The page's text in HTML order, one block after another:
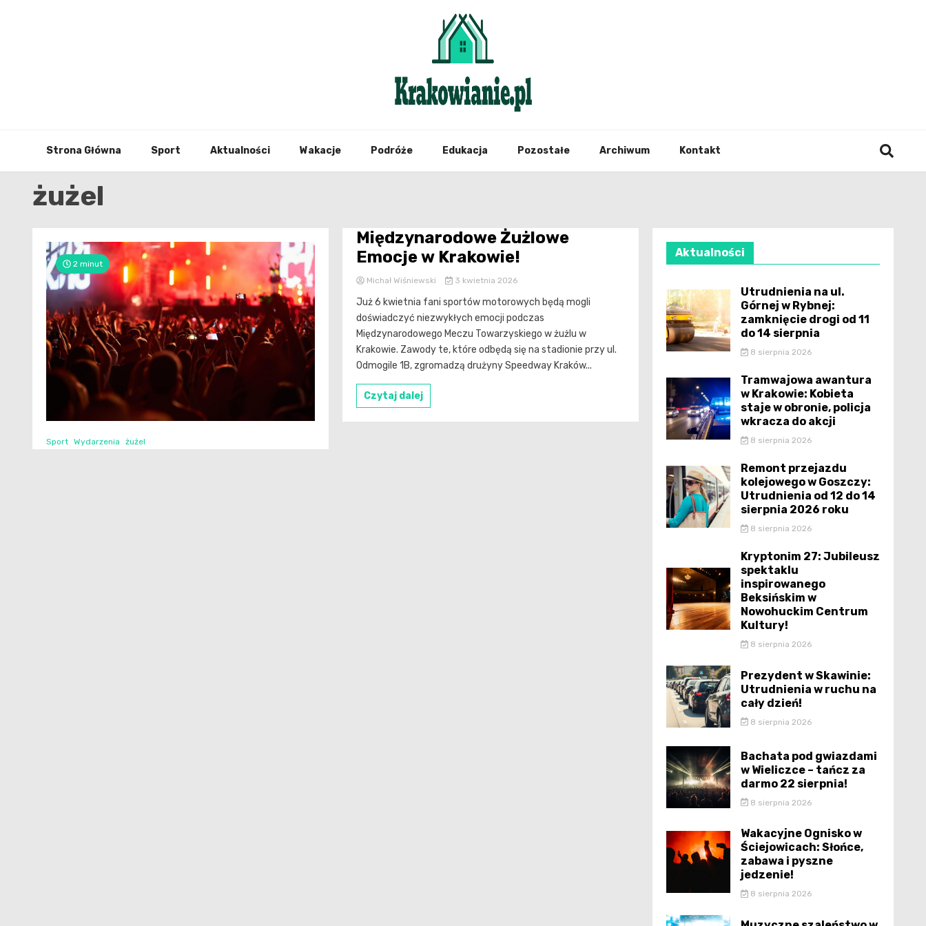
Strona Główna Sport Aktualności Wakacje Podróże Edukacja Pozostałe Archiwum Kontakt
żużel
2 minut
Sport Wydarzenia żużel
Międzynarodowe Żużlowe
Emocje w Krakowie!
Michał Wiśniewski 3 kwietnia 2026
Już 6 kwietnia fani sportów motorowych będą mogli
doświadczyć niezwykłych emocji podczas
Międzynarodowego Meczu Towarzyskiego w żużlu w
Krakowie. Zawody te, które odbędą się na stadionie przy ul.
Odmogile 1B, zgromadzą drużyny Speedway Kraków...
Czytaj dalej
Aktualności
Utrudnienia na ul.
Górnej w Rybnej:
zamknięcie drogi od 11
do 14 sierpnia
8 sierpnia 2026
Tramwajowa awantura
w Krakowie: Kobieta
staje w obronie, policja
wkracza do akcji
8 sierpnia 2026
Remont przejazdu
kolejowego w Goszczy:
Utrudnienia od 12 do 14
sierpnia 2026 roku
8 sierpnia 2026
Kryptonim 27: Jubileusz
spektaklu
inspirowanego
Beksińskim w
Nowohuckim Centrum
Kultury!
8 sierpnia 2026
Prezydent w Skawinie:
Utrudnienia w ruchu na
cały dzień!
8 sierpnia 2026
Bachata pod gwiazdami
w Wieliczce – tańcz za
darmo 22 sierpnia!
8 sierpnia 2026
Wakacyjne Ognisko w
Ściejowicach: Słońce,
zabawa i pyszne
jedzenie!
8 sierpnia 2026